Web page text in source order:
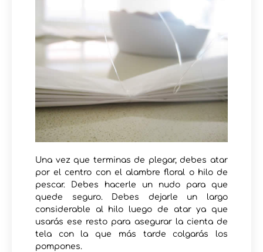
Una vez que terminas de plegar, debes atar
por el centro con el alambre floral o hilo de
pescar. Debes hacerle un nudo para que
quede seguro. Debes dejarle un largo
considerable al hilo luego de atar ya que
usarás ese resto para asegurar la cienta de
tela con la que más tarde colgarás los
pompones.